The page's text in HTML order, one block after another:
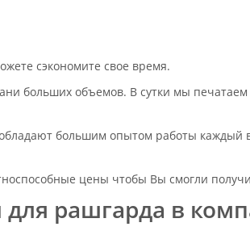
сэкономите свое время.
больших объемов. В сутки мы
большим опытом работы
цены чтобы Вы смогли
для рашгарда в